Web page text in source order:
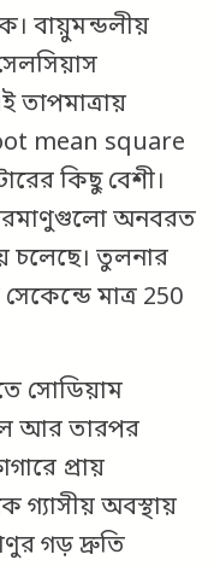
বায়ুমন্ডলীয়
তাপমাত্রায়
mean square
কিছু বেশী।
অনবরত
চলেছে। তুলনার
মাত্র 250
সোডিয়াম
আর তারপর
প্রায়
গ্যাসীয় অবস্থায়
গড় দ্রুতি